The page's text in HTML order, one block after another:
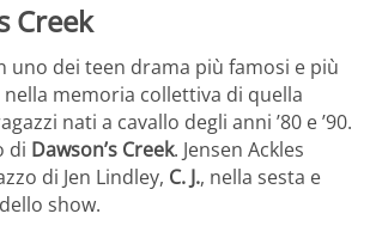
Creek
uno dei teen drama più famosi e più
memoria collettiva di quella
nati a cavallo degli anni ’80 e ’90.
di Dawson’s Creek. Jensen Ackles
di Jen Lindley, C. J., nella sesta e
show.